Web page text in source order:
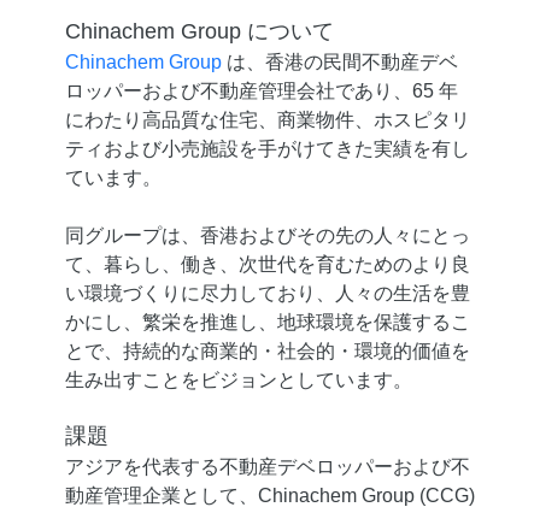
Chinachem Group について
Chinachem Groupは、香港の民間不動産デベ
ロッパーおよび不動産管理会社であり、65 年
にわたり高品質な住宅、商業物件、ホスピタリ
ティおよび小売施設を手がけてきた実績を有し
ています。
同グループは、香港およびその先の人々にとっ
て、暮らし、働き、次世代を育むためのより良
い環境づくりに尽力しており、人々の生活を豊
かにし、繁栄を推進し、地球環境を保護するこ
とで、持続的な商業的・社会的・環境的価値を
生み出すことをビジョンとしています。
課題
アジアを代表する不動産デベロッパーおよび不
動産管理企業として、Chinachem Group (CCG)